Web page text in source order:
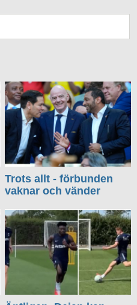
Trots allt - förbunden
vaknar och vänder